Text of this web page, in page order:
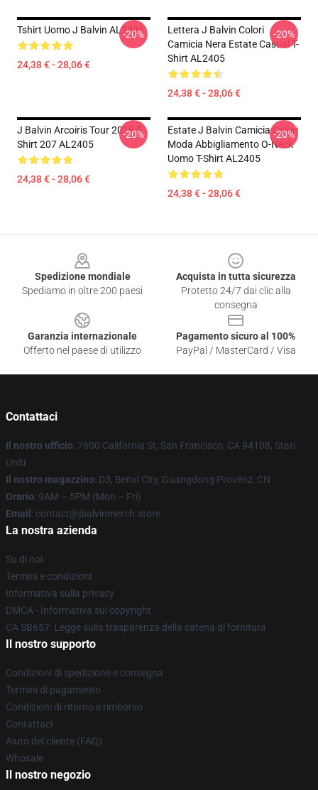
Tshirt Uomo J Balvin AL2405
24,38 € - 28,06 €
-20%
Lettera J Balvin Colori
Camicia Nera Estate Casual T-
Shirt AL2405
24,38 € - 28,06 €
-20%
J Balvin Arcoiris Tour 2019 T-
Shirt 207 AL2405
24,38 € - 28,06 €
-20%
Estate J Balvin Camicia Colori
Moda Abbigliamento O-Neck
Uomo T-Shirt AL2405
24,38 € - 28,06 €
-20%
Spedizione mondiale
Spediamo in oltre 200 paesi
Acquista in tutta sicurezza
Protetto 24/7 dai clic alla
consegna
Garanzia internazionale
Offerto nel paese di utilizzo
Pagamento sicuro al 100%
PayPal / MasterCard / Visa
Contattaci
Il nostro ufficio: 7600 California St, San Francisco, CA 94108, Stati
Uniti
Il nostro magazzino: D3, Benxi City, Guangdong Provënz, CN
Orario: 9AM – 5PM (Mon – Fri)
Email : contact@jbalvinmerch.store
La nostra azienda
Su di noi
Termini e condizioni
Informativa sulla privacy
DMCA - Informativa sul copyright
CA SB657: Legge sulla trasparenza della catena di fornitura
Il nostro supporto
Condizioni di spedizione e consegna
Termini di pagamento
Condizioni di ritorno e rimborso
Contattaci
Aiuto del cliente (FAQ)
Whosale
Il nostro negozio